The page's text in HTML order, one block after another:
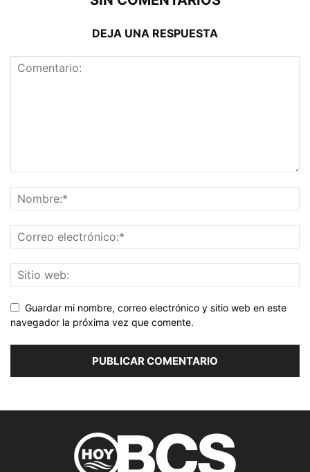
DEJA UNA RESPUESTA
Guardar mi nombre, correo electrónico y sitio web en este
navegador la próxima vez que comente.